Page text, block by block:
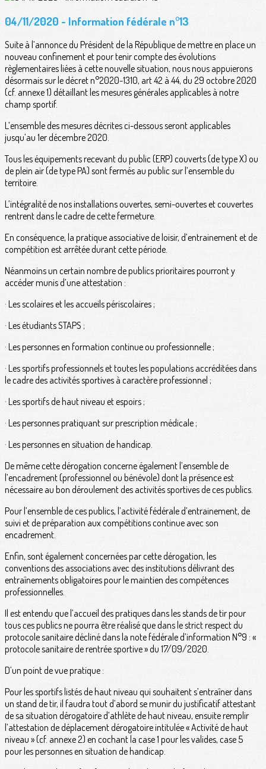
04/11/2020 - Information fédérale n°13
Suite à l’annonce du Président de la République de mettre en place un
nouveau confinement et pour tenir compte des évolutions
règlementaires liées à cette nouvelle situation, nous nous appuierons
désormais sur le décret n°2020-1310, art 42 à 44, du 29 octobre 2020
(cf. annexe 1) détaillant les mesures générales applicables à notre
champ sportif.
L’ensemble des mesures décrites ci-dessous seront applicables
jusqu’au 1er décembre 2020.
Tous les équipements recevant du public (ERP) couverts (de type X) ou
de plein air (de type PA) sont fermés au public sur l’ensemble du
territoire.
L’intégralité de nos installations ouvertes, semi-ouvertes et couvertes
rentrent dans le cadre de cette fermeture.
En conséquence, la pratique associative de loisir, d’entrainement et de
compétition est arrêtée durant cette période.
Néanmoins un certain nombre de publics prioritaires pourront y
accéder munis d’une attestation :
· Les scolaires et les accueils périscolaires ;
· Les étudiants STAPS ;
· Les personnes en formation continue ou professionnelle ;
· Les sportifs professionnels et toutes les populations accréditées dans
le cadre des activités sportives à caractère professionnel ;
· Les sportifs de haut niveau et espoirs ;
· Les personnes pratiquant sur prescription médicale ;
· Les personnes en situation de handicap.
De même cette dérogation concerne également l’ensemble de
l’encadrement (professionnel ou bénévole) dont la présence est
nécessaire au bon déroulement des activités sportives de ces publics.
Pour l’ensemble de ces publics, l’activité fédérale d’entrainement, de
suivi et de préparation aux compétitions continue avec son
encadrement.
Enfin, sont également concernées par cette dérogation, les
conventions des associations avec des institutions délivrant des
entraînements obligatoires pour le maintien des compétences
professionnelles.
Il est entendu que l’accueil des pratiques dans les stands de tir pour
tous ces publics ne pourra être réalisé que dans le strict respect du
protocole sanitaire décliné dans la note fédérale d’information N°9 : «
protocole sanitaire de rentrée sportive » du 17/09/2020.
D’un point de vue pratique :
Pour les sportifs listés de haut niveau qui souhaitent s’entraîner dans
un stand de tir, il faudra tout d’abord se munir du justificatif attestant
de sa situation dérogatoire d’athlète de haut niveau, ensuite remplir
l’attestation de déplacement dérogatoire intitulée « Activité de haut
niveau » (cf. annexe 2) en cochant la case 1 pour les valides, case 5
pour les personnes en situation de handicap.